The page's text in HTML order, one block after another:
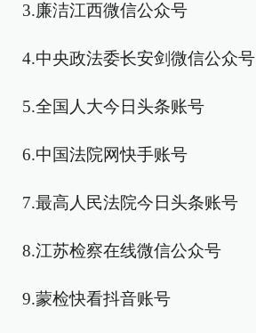
3.廉洁江西微信公众号
4.中央政法委长安剑微信公众号
5.全国人大今日头条账号
6.中国法院网快手账号
7.最高人民法院今日头条账号
8.江苏检察在线微信公众号
9.蒙检快看抖音账号